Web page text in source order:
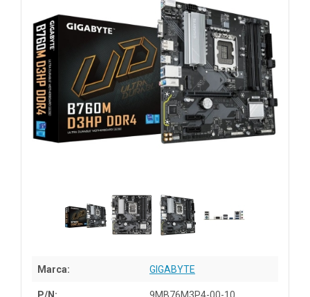
Marca: GIGABYTE
P/N: 9MB76M3P4-00-10